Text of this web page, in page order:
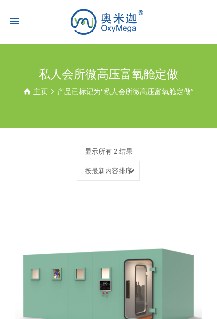
私人会所微高压富氧舱定做
主页 产品已标记为“私人会所微高压富氧舱定做”
显示所有 2 结果
按最新内容排序